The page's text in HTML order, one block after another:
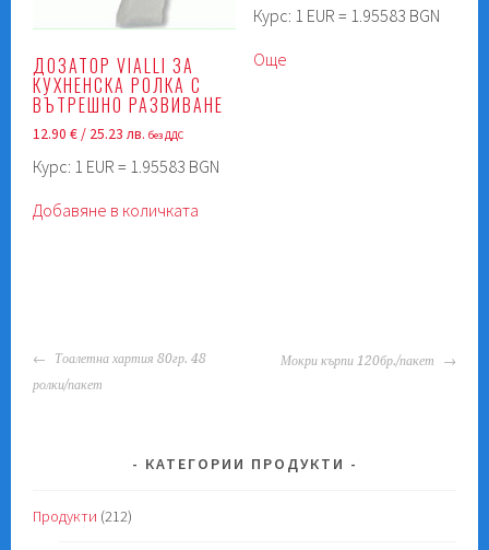
ДОЗАТОР VIALLI ЗА
КУХНЕНСКА РОЛКА С
ВЪТРЕШНО РАЗВИВАНЕ
12.90€/ 25.23 лв.без ДДС
Курс: 1 EUR = 1.95583 BGN
Добавяне в количката
Курс: 1 EUR = 1.95583 BGN
Още
POST
NAVIGATION
Тоалетна хартия 80гр. 48
ролки/пакет
Мокри кърпи 120бр./пакет
КАТЕГОРИИ ПРОДУКТИ
Продукти (212)